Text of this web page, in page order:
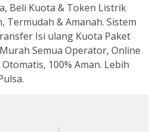
Beli Kuota & Token Listrik
Termudah & Amanah. Sistem
Isi ulang Kuota Paket
Semua Operator, Online
100% Aman. Lebih